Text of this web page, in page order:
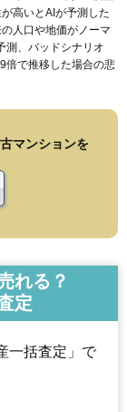
高いとAIが予測した
人口や地価がノーマ
測、バッドシナリオ
倍で推移した場合の悲
マンションを
れる？
定
一括査定」で